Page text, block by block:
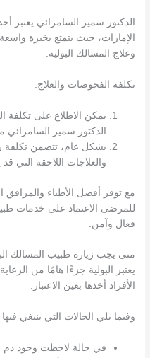
الدكتور سمير السامرائي يعتبر
الإمارات، حيث يتمتع بخبرة
وعلاج المسالك البولية.
تكلفة الفحوصات والعلاج:
يمكن الاطلاع على تكلفة
الدكتور سمير
بشكل عام، تتضمن تكلفة
والعلاجات اللاحقة التي
مع توفر أفضل الأطباء والمرافق
للمرضى الاعتماد على خدمات
فعال وآمن.
متى يجب زيارة طبيب المسالك
يعتبر البولية جزءًا هامًا من
الأفراد أخذها بعين الاعتبار.
وفيما يلي الحالات التي ينبغي
في حالة لاحظت وجود دم